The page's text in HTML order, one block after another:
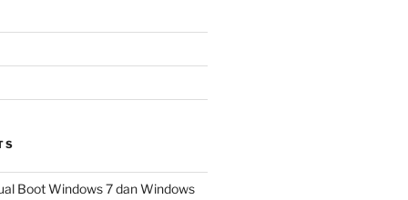
Boot Windows 7 dan Windows